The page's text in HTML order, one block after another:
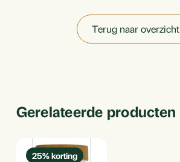
Terug naar overzicht
Gerelateerde producten
25% korting